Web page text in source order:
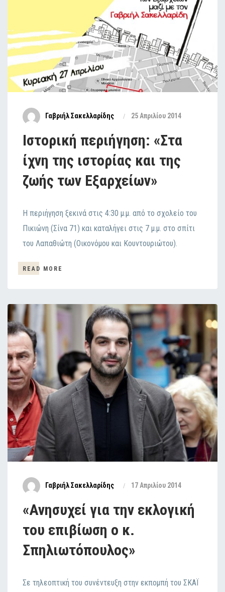
Γαβριήλ Σακελλαρίδης 25 Απριλίου 2014
Ιστορική περιήγηση: «Στα
ίχνη της ιστορίας και της
ζωής των Εξαρχείων»
Η περιήγηση ξεκινά στις 4:30 μ.μ. από το σχολείο του
Πικιώνη (Σίνα 71) και καταλήγει στις 7 μ.μ. στο σπίτι
του Λαπαθιώτη (Oικονόμου και Κουντουριώτου).
READ MORE
Γαβριήλ Σακελλαρίδης 17 Απριλίου 2014
«Ανησυχεί για την εκλογική
του επιβίωση ο κ.
Σπηλιωτόπουλος»
Σε τηλεοπτική του συνέντευξη στην εκπομπή του ΣΚΑΪ